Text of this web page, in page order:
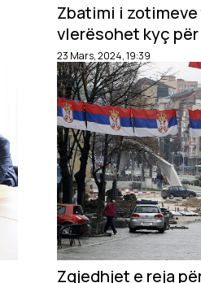
Zbatimi i zotimeve
vlerësohet kyç
KiE
23 Mars, 2024, 19:39
Zgjedhjet e reja